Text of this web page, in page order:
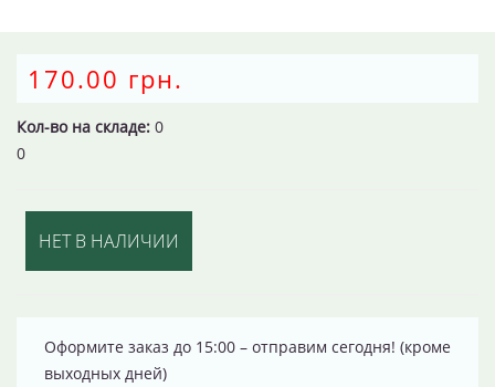
170.00 грн.
Кол-во на складе: 0
0
НЕТ В НАЛИЧИИ
Оформите заказ до 15:00 – отправим сегодня! (кроме
выходных дней)